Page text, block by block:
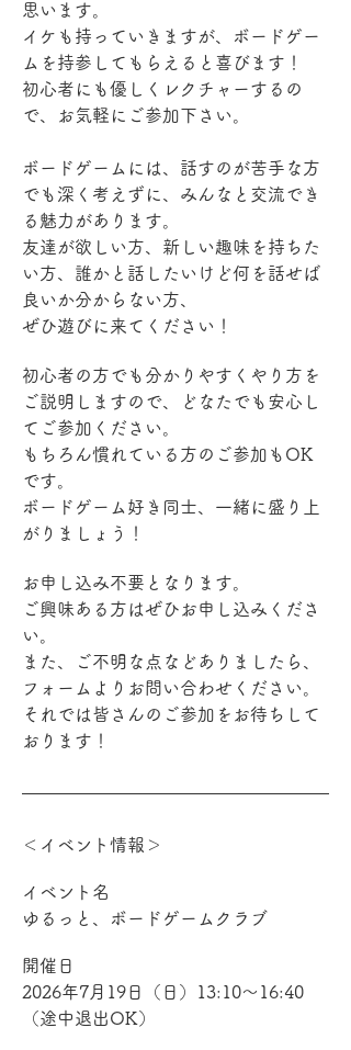
思います。
イケも持っていきますが、ボードゲー
ムを持参してもらえると喜びます！
初心者にも優しくレクチャーするの
で、お気軽にご参加下さい。
ボードゲームには、話すのが苦手な方
でも深く考えずに、みんなと交流でき
る魅力があります。
友達が欲しい方、新しい趣味を持ちた
い方、誰かと話したいけど何を話せば
良いか分からない方、
ぜひ遊びに来てください！
初心者の方でも分かりやすくやり方を
ご説明しますので、どなたでも安心し
てご参加ください。
もちろん慣れている方のご参加もOK
です。
ボードゲーム好き同士、一緒に盛り上
がりましょう！
お申し込み不要となります。
ご興味ある方はぜひお申し込みくださ
い。
また、ご不明な点などありましたら、
フォームよりお問い合わせください。
それでは皆さんのご参加をお待ちして
おります！
＜イベント情報＞
イベント名
ゆるっと、ボードゲームクラブ
開催日
2026年7月19日（日）13:10～16:40
（途中退出OK）